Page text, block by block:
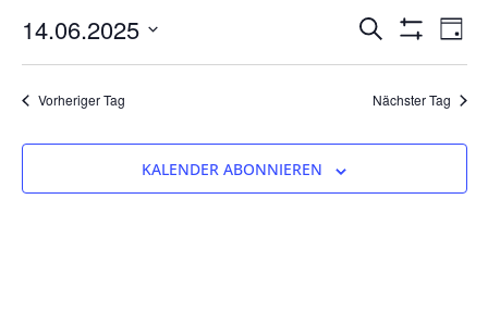
Suche
und
SUCHE TAG
14.06.2025
wählen.
Vorheriger Tag Nächster Tag
KALENDER ABONNIEREN